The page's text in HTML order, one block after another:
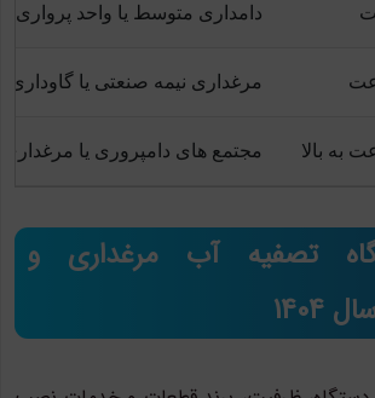
دامداری متوسط یا واحد پرواری
مرغداری نیمه صنعتی یا
مجتمع های دامپروری یا
تصفیه آب مرغداری و